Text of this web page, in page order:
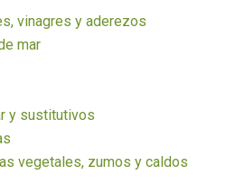
vinagres y aderezos
mar
y sustitutivos
vegetales, zumos y caldos